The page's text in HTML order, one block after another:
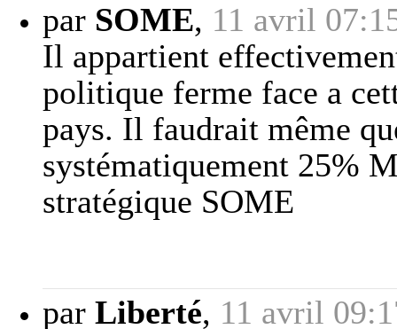
par SOME, 11 avril
Il appartient
politique ferme face a
pays. Il faudrait même
systématiquement 25%
stratégique SOME
par Liberté, 11 avril